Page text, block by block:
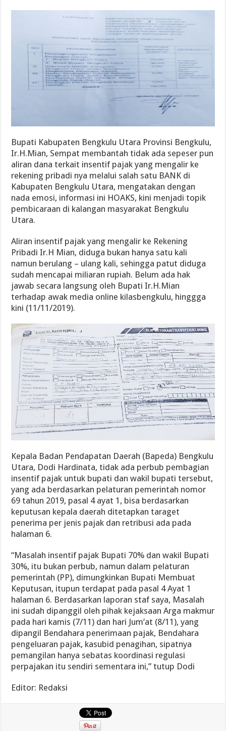
Bupati Kabupaten Bengkulu Utara Provinsi Bengkulu,
Ir.H.Mian, Sempat membantah tidak ada sepeser pun
aliran dana terkait insentif pajak yang mengalir ke
rekening pribadi nya melalui salah satu BANK di
Kabupaten Bengkulu Utara, mengatakan dengan
nada emosi, informasi ini HOAKS, kini menjadi topik
pembicaraan di kalangan masyarakat Bengkulu
Utara.
Aliran insentif pajak yang mengalir ke Rekening
Pribadi Ir.H Mian, diduga bukan hanya satu kali
namun berulang – ulang kali, sehingga patut diduga
sudah mencapai miliaran rupiah. Belum ada hak
jawab secara langsung oleh Bupati Ir.H.Mian
terhadap awak media online kilasbengkulu, hinggga
kini (11/11/2019).
Kepala Badan Pendapatan Daerah (Bapeda) Bengkulu
Utara, Dodi Hardinata, tidak ada perbub pembagian
insentif pajak untuk bupati dan wakil bupati tersebut,
yang ada berdasarkan pelaturan pemerintah nomor
69 tahun 2019, pasal 4 ayat 1, bisa berdasarkan
keputusan kepala daerah ditetapkan taraget
penerima per jenis pajak dan retribusi ada pada
halaman 6.
“Masalah insentif pajak Bupati 70% dan wakil Bupati
30%, itu bukan perbub, namun dalam pelaturan
pemerintah (PP), dimungkinkan Bupati Membuat
Keputusan, itupun terdapat pada pasal 4 Ayat 1
halaman 6. Berdasarkan laporan staf saya, Masalah
ini sudah dipanggil oleh pihak kejaksaan Arga makmur
pada hari kamis (7/11) dan hari Jum’at (8/11), yang
dipangil Bendahara penerimaan pajak, Bendahara
pengeluaran pajak, kasubid penagihan, sipatnya
pemangilan hanya sebatas koordinasi regulasi
perpajakan itu sendiri sementara ini,” tutup Dodi
Editor: Redaksi